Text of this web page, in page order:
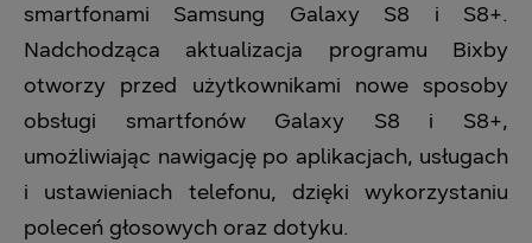
smartfonami Samsung Galaxy S8 i S8+.
Nadchodząca aktualizacja programu Bixby
otworzy przed użytkownikami nowe sposoby
obsługi smartfonów Galaxy S8 i S8+,
umożliwiając nawigację po aplikacjach, usługach
i ustawieniach telefonu, dzięki wykorzystaniu
poleceń głosowych oraz dotyku.